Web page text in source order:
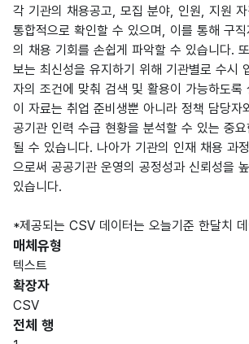
각 기관의 채용공고, 모집 분야, 인원, 지원
통합적으로 확인할 수 있으며, 이를 통해 구
의 채용 기회를 손쉽게 파악할 수 있습니다.
보는 최신성을 유지하기 위해 기관별로 수시
자의 조건에 맞춰 검색 및 활용이 가능하도록
이 자료는 취업 준비생뿐 아니라 정책 담당자
공기관 인력 수급 현황을 분석할 수 있는 중
될 수 있습니다. 나아가 기관의 인재 채용 과
으로써 공공기관 운영의 공정성과 신뢰성을
있습니다.
*제공되는 CSV 데이터는 오늘기준 한달치
매체유형
텍스트
확장자
CSV
전체 행